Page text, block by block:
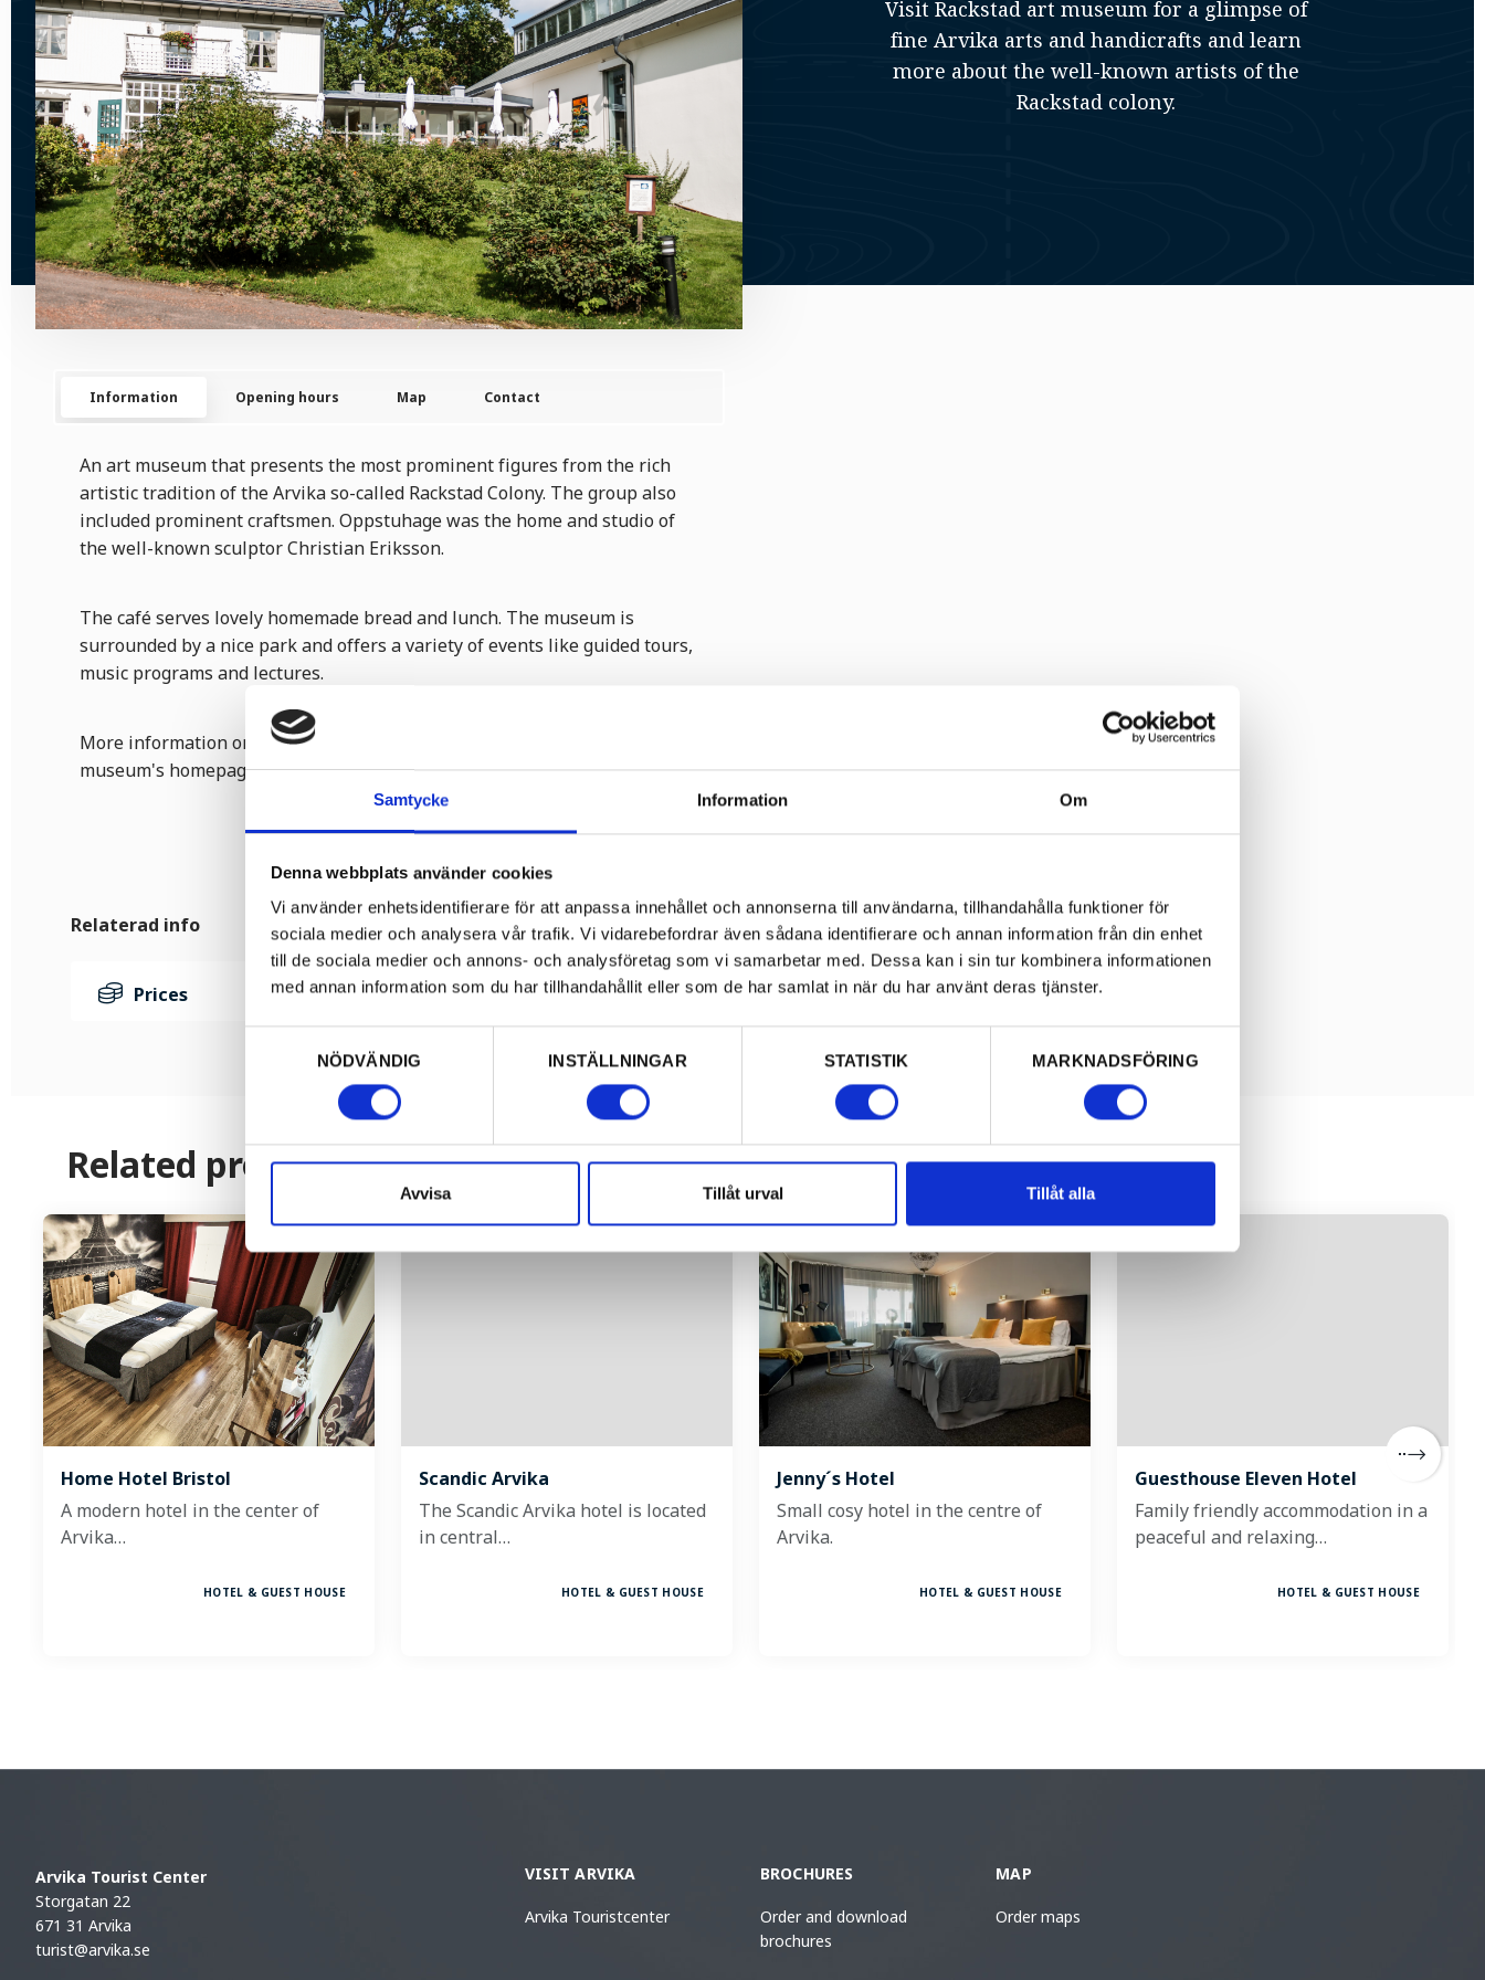
Samtycke Information Om
Denna webbplats använder cookies
Vi använder enhetsidentifierare för att anpassa innehållet och annonserna till användarna, tillhandahålla funktioner för
sociala medier och analysera vår trafik. Vi vidarebefordrar även sådana identifierare och annan information från din enhet
till de sociala medier och annons- och analysföretag som vi samarbetar med. Dessa kan i sin tur kombinera informationen
med annan information som du har tillhandahållit eller som de har samlat in när du har använt deras tjänster.
NÖDVÄNDIG
INSTÄLLNINGAR STATISTIK MARKNADSFÖRING
Avvisa Tillåt urval Tillåt alla
Visit Rackstad art museum for a glimpse of
fine Arvika arts and handicrafts and learn
more about the well-known artists of the
Rackstad colony.
Information Opening hours Map Contact
An art museum that presents the most prominent figures from the rich
artistic tradition of the Arvika so-called Rackstad Colony. The group also
included prominent craftsmen. Oppstuhage was the home and studio of
the well-known sculptor Christian Eriksson.
The café serves lovely homemade bread and lunch. The museum is
surrounded by a nice park and offers a variety of events like guided tours,
music programs and lectures.
More information on ongoing exhibitions and events is to be found on the
museum's homepage.
Relaterad info
Prices
Related products
Home Hotel Bristol
A modern hotel in the center of
Arvika…
HOTEL & GUEST HOUSE
Scandic Arvika
The Scandic Arvika hotel is located
in central…
HOTEL & GUEST HOUSE
Jenny´s Hotel
Small cosy hotel in the centre of
Arvika.
HOTEL & GUEST HOUSE
Guesthouse Eleven Hotel
Family friendly accommodation in a
peaceful and relaxing…
HOTEL & GUEST HOUSE
Arvika Tourist Center
Storgatan 22
671 31 Arvika
turist@arvika.se
VISIT ARVIKA
Arvika Touristcenter
BROCHURES
Order and download
brochures
MAP
Order maps